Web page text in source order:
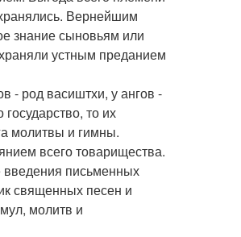
Вернейшим
знание сыновьям или
устным преданием
- род васиштхи, у ангов -
то их
молитвы и гимны.
всего товарищества.
введения письменных
священных песен и
молитв и